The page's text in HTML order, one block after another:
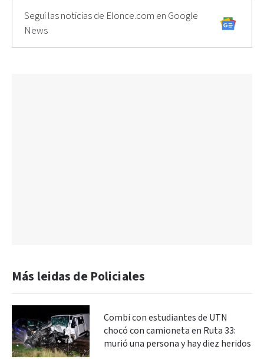
Seguí las noticias de Elonce.com en Google
News
Más leidas de Policiales
Combi con estudiantes de UTN
chocó con camioneta en Ruta 33:
murió una persona y hay diez heridos